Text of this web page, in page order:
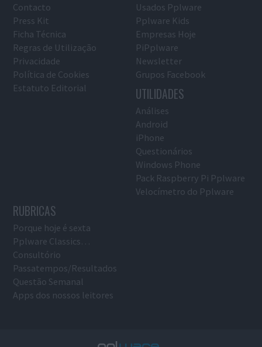
Contacto
Press Kit
Ficha Técnica
Regras de Utilização
Privacidade
Política de Cookies
Estatuto Editorial
Usados Pplware
Pplware Kids
Empresas Hoje
PiPplware
Newsletter
Grupos Facebook
UTILIDADES
Análises
Android
iPhone
Questionários
Windows Phone
Pack Raspberry Pi Pplware
Velocímetro do Pplware
RUBRICAS
Porque hoje é sexta
Pplware Classics…
Consultório
Passatempos/Resultados
Questão Semanal
Apps dos nossos leitores